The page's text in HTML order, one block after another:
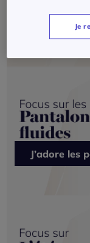
J’adore les
Je